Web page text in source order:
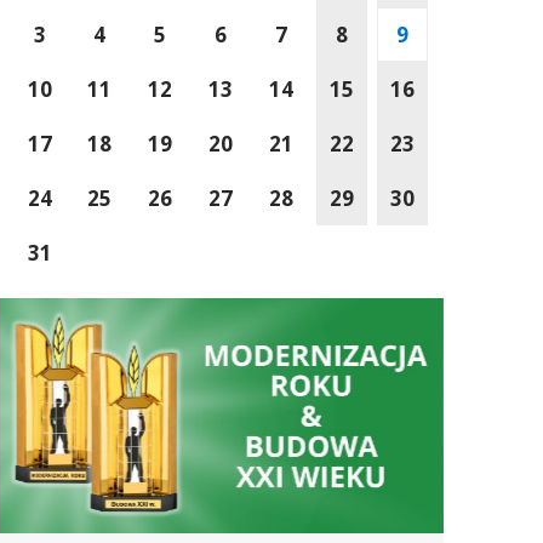
3
4 5 6 7 8
9
10
11 12 13 14 15
16
17
18 19 20 21 22
23
24
25 26 27 28 29
30
31